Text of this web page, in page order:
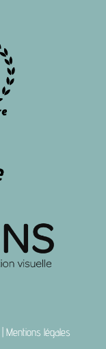
Mentions légales